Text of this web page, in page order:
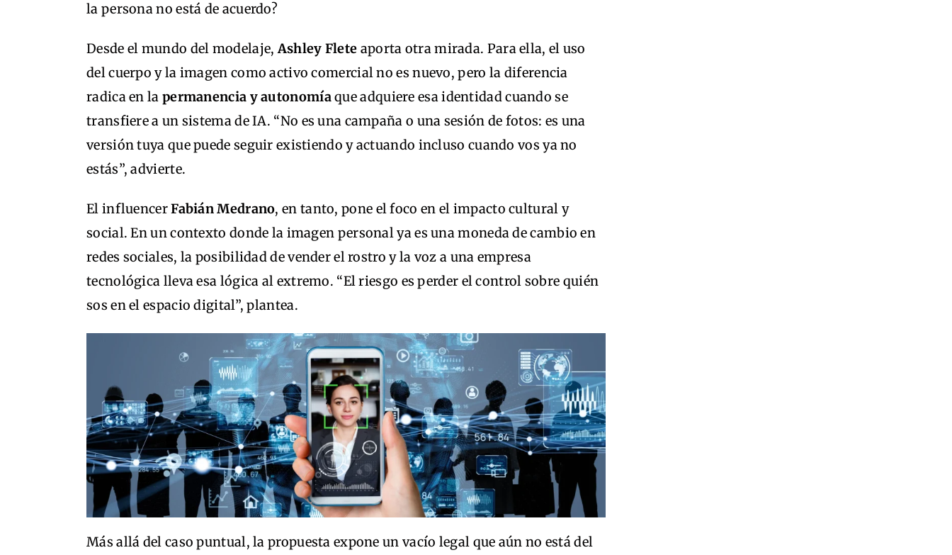
la persona no está de acuerdo?
Desde el mundo del modelaje,Ashley Flete aporta otra mirada. Para ella, el uso
del cuerpo y la imagen como activo comercial no es nuevo, pero la diferencia
radica en la permanencia y autonomíaque adquiere esa identidad cuando se
transfiere a un sistema de IA. “No es una campaña o una sesión de fotos: es una
versión tuya que puede seguir existiendo y actuando incluso cuando vos ya no
estás”, advierte.
El influencerFabián Medrano, en tanto, pone el foco en el impacto cultural y
social. En un contexto donde la imagen personal ya es una moneda de cambio en
redes sociales, la posibilidad de vender el rostro y la voz a una empresa
tecnológica lleva esa lógica al extremo. “El riesgo es perder el control sobre quién
sos en el espacio digital”, plantea.
Más allá del caso puntual, la propuesta expone un vacío legal que aún no está del